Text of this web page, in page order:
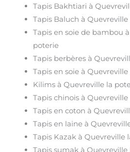
Tapis Bakhtiari à
Tapis Baluch à
Tapis en soie de bambou
poterie
Tapis berbères à
Tapis en soie à
Kilims à Quevreville la
Tapis chinois à
Tapis en coton à
Tapis en laine à
Tapis Kazak à Quevreville
Tapis sumak à